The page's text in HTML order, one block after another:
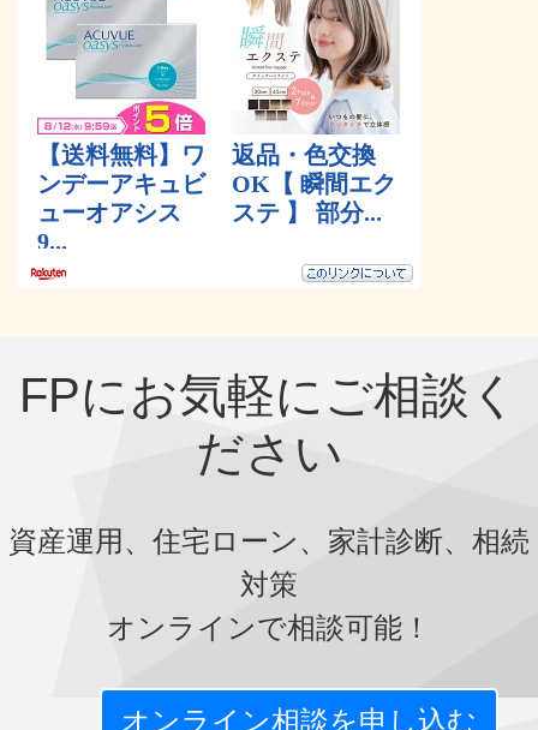
FPにお気軽にご相談く
ださい
資産運用、住宅ローン、家計診断、相続
対策
オンラインで相談可能！
オンライン相談を申し込む